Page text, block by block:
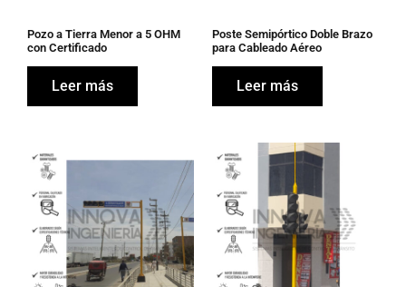
Pozo a Tierra Menor a 5 OHM
con Certificado
Leer más
Poste Semipórtico Doble Brazo
para Cableado Aéreo
Leer más